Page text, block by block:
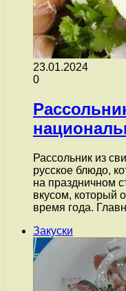
23.01.2024
0
Рассольник из
русское блюдо,
на праздничном
вкусом, который
время года.
Закуски